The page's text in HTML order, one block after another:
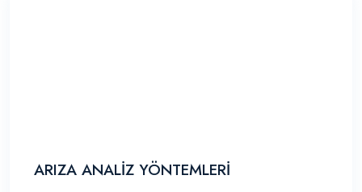
ARIZA ANALİZ YÖNTEMLERİ